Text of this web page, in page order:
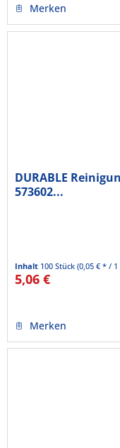
Merken
DURABLE
573602...
Inhalt 100 Stück(0,05 € * / 1
5,06 €
Merken